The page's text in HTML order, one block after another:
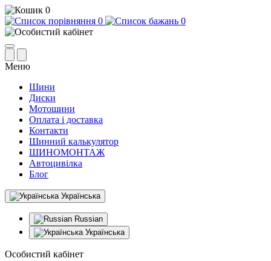
0
0
0
Меню
Шини
Диски
Мотошини
Оплата і доставка
Контакти
Шинний калькулятор
ШИНОМОНТАЖ
Автоцивілка
Блог
Українська
Russian
Українська
Особистий кабінет